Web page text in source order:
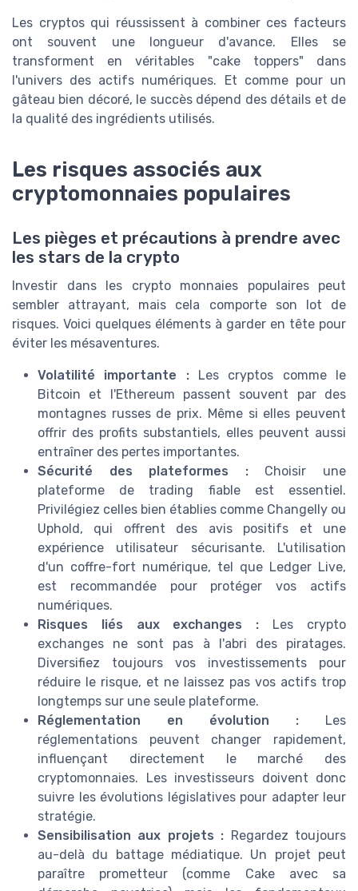
Les cryptos qui réussissent à combiner ces facteurs
ont souvent une longueur d'avance. Elles se
transforment en véritables "cake toppers" dans
l'univers des actifs numériques. Et comme pour un
gâteau bien décoré, le succès dépend des détails et de
la qualité des ingrédients utilisés.
Les risques associés aux
cryptomonnaies populaires
Les pièges et précautions à prendre avec
les stars de la crypto
Investir dans les crypto monnaies populaires peut
sembler attrayant, mais cela comporte son lot de
risques. Voici quelques éléments à garder en tête pour
éviter les mésaventures.
Volatilité importante :Les cryptos comme le
Bitcoin et l'Ethereum passent souvent par des
montagnes russes de prix. Même si elles peuvent
offrir des profits substantiels, elles peuvent aussi
entraîner des pertes importantes.
Sécurité des plateformes :Choisir une
plateforme de trading fiable est essentiel.
Privilégiez celles bien établies comme Changelly ou
Uphold, qui offrent des avis positifs et une
expérience utilisateur sécurisante. L'utilisation
d'un coffre-fort numérique, tel que Ledger Live,
est recommandée pour protéger vos actifs
numériques.
Risques liés aux exchanges : Les crypto
exchanges ne sont pas à l'abri des piratages.
Diversifiez toujours vos investissements pour
réduire le risque, et ne laissez pas vos actifs trop
longtemps sur une seule plateforme.
Réglementation en évolution : Les
réglementations peuvent changer rapidement,
influençant directement le marché des
cryptomonnaies. Les investisseurs doivent donc
suivre les évolutions législatives pour adapter leur
stratégie.
Sensibilisation aux projets : Regardez toujours
au-delà du battage médiatique. Un projet peut
paraître prometteur (comme Cake avec sa